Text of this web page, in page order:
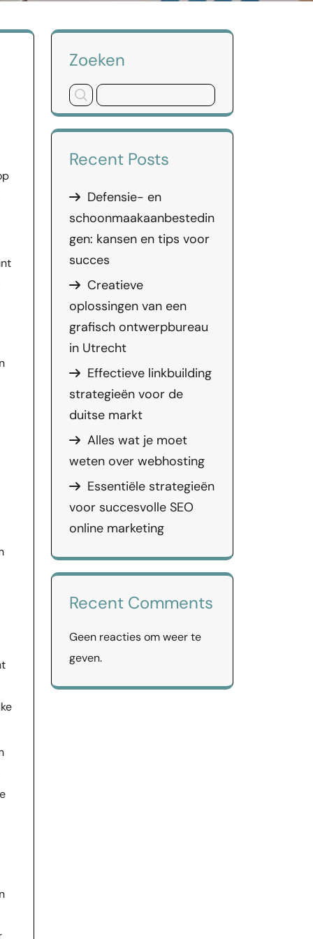
Zoeken
Recent Posts
Defensie- en
schoonmaakaanbestedin
gen: kansen en tips voor
succes
Creatieve
oplossingen van een
grafisch ontwerpbureau
in Utrecht
Effectieve linkbuilding
strategieën voor de
duitse markt
Alles wat je moet
weten over webhosting
Essentiële strategieën
voor succesvolle SEO
online marketing
Recent Comments
Geen reacties om weer te
geven.